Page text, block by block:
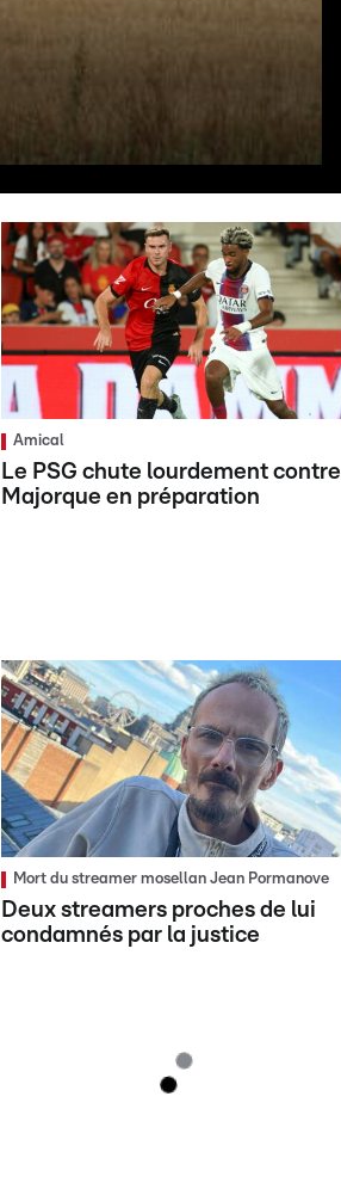
Amical
Le PSG chute lourdement contre
Majorque en préparation
Mort du streamer mosellan Jean Pormanove
Deux streamers proches de lui
condamnés par la justice